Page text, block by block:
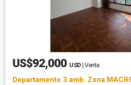
US$92,000 USD | Venta
Departamento 3 amb. Zona